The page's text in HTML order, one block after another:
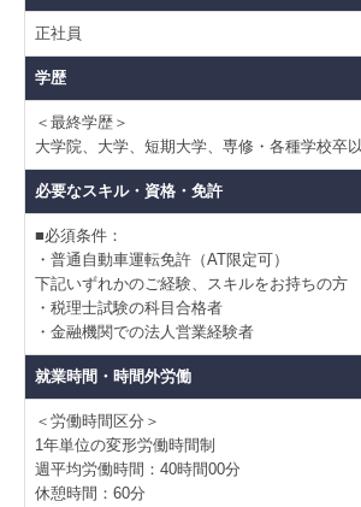
正社員
学歴
＜最終学歴＞
大学院、大学、短期大学、専修・各種学校卒
必要なスキル・資格・免許
■必須条件：
・普通自動車運転免許（AT限定可）
下記いずれかのご経験、スキルをお持ちの方
・税理士試験の科目合格者
・金融機関での法人営業経験者
就業時間・時間外労働
＜労働時間区分＞
1年単位の変形労働時間制
週平均労働時間：40時間00分
休憩時間：60分